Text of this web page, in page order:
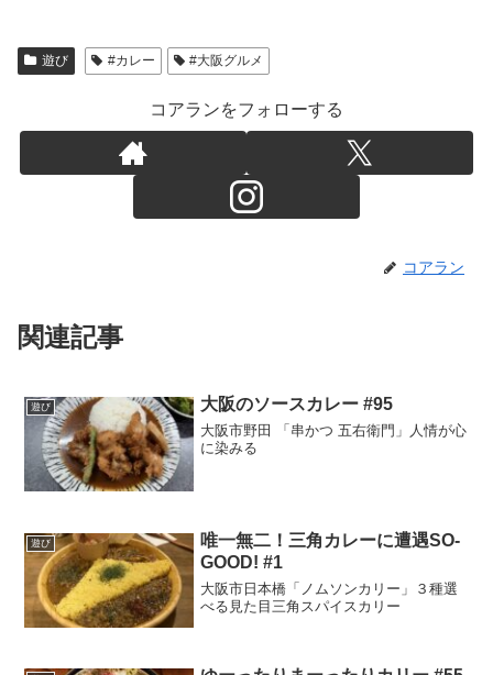
遊び #カレー #大阪グルメ
コアランをフォローする
コアラン
関連記事
遊び 大阪のソースカレー #95
大阪市野田 「串かつ 五右衛門」人情が心
に染みる
遊び
唯一無二！三角カレーに遭遇SO-
GOOD! #1
大阪市日本橋「ノムソンカリー」３種選
べる見た目三角スパイスカリー